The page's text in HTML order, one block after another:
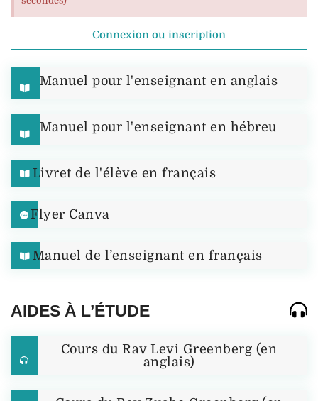
Connexion ou inscription
Manuel pour l'enseignant en anglais
Manuel pour l'enseignant en hébreu
Livret de l'élève en français
Flyer Canva
Manuel de l’enseignant en français
AIDES À L’ÉTUDE
Cours du Rav Levi Greenberg (en
anglais)